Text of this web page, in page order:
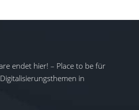
endet hier! – Place to be für
in